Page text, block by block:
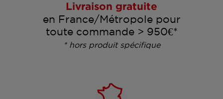
Livraison gratuite
en France/Métropole pour
toute commande > 950€*
* hors produit spécifique